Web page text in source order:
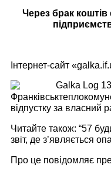
Через брак коштів
Інтернет-сайт
відпустку за власний
Читайте також: “57
звіт, де з’являється
Про це повідомляє